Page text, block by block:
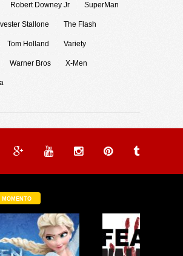
Robert Downey Jr SuperMan
Stallone The Flash
Tom Holland Variety
Warner Bros X-Men
MOMENTO